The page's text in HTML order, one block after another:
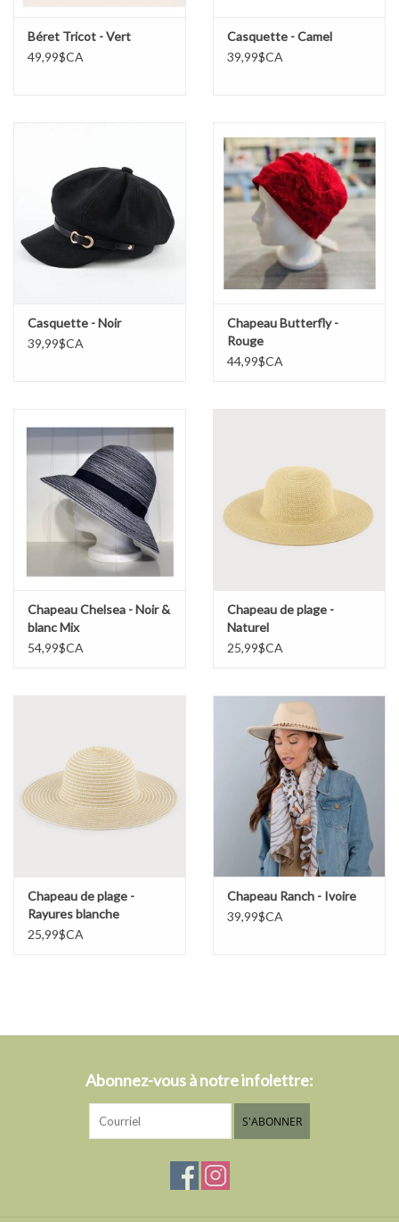
Béret Tricot - Vert
49,99$CA
Casquette - Camel
39,99$CA
Casquette - Noir
39,99$CA
Chapeau Butterfly -
Rouge
44,99$CA
Chapeau Chelsea - Noir &
blanc Mix
54,99$CA
Chapeau de plage -
Naturel
25,99$CA
Chapeau de plage -
Rayures blanche
25,99$CA
Chapeau Ranch - Ivoire
39,99$CA
Abonnez-vous à notre infolettre:
S'ABONNER